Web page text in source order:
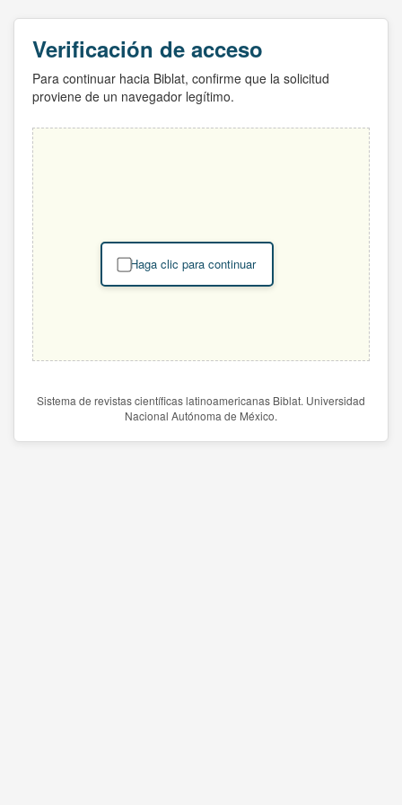
Verificación de acceso
Para continuar hacia Biblat, confirme que la solicitud
proviene de un navegador legítimo.
Haga clic para continuar
Sistema de revistas científicas latinoamericanas Biblat. Universidad
Nacional Autónoma de México.